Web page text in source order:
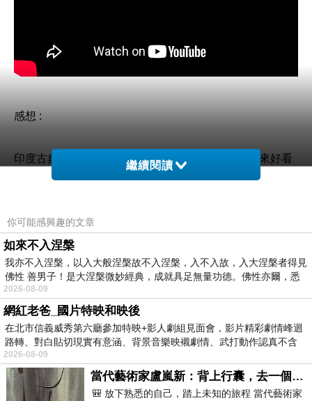
感想 :
印度古典舞還是印度人從小接受文化薰陶的人跳起來好看
自己跳的屬於文化體驗
另外
跳舞舞者顏值、身段、氣質很重要
看起來就是賞心悅目
繼續閱讀
你可能感興趣的文章
如來不入涅槃
我亦不入涅槃，以入大般涅槃故不入涅槃，入不入故，入大涅槃者得見
佛性 善男子！是大涅槃微妙經典，成就具足無量功德。佛性亦爾，悉
2026-08-09
網紅老爸_國片特映和映後
在北市信義威秀第六廳參加特映+影人劇組見面會，影片精彩劇情峰迴
路轉、對白貼切現實有意涵、背景音樂映襯劇情、武打動作認真不含
糊、
2026-08-09
當代藝術家盧嵐新：背上行囊，去一個沒有人認識你的地方——看風景，也遇見渴望出發的自己
🎒 放下熟悉的自己，踏上未知的旅程 當代藝術家